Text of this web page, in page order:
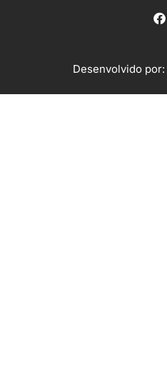
Desenvolvido por: